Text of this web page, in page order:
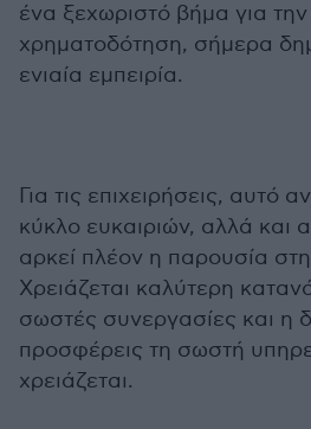
ένα ξεχωριστό βήμα για
χρηματοδότηση, σήμερα
ενιαία εμπειρία.
Για τις επιχειρήσεις, αυτό
κύκλο ευκαιριών, αλλά και
αρκεί πλέον η παρουσία
Χρειάζεται καλύτερη
σωστές συνεργασίες και η
προσφέρεις τη σωστή
χρειάζεται.